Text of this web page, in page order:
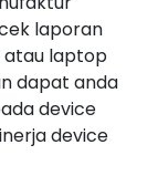
laporan
atau laptop
dapat anda
device
device